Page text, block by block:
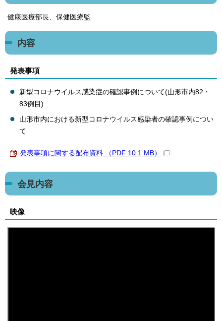
健康医療部長、保健医療監
内容
発表事項
新型コロナウイルス感染症の確認事例について(山形市内82・
83例目)
山形市内における新型コロナウイルス感染者の確認事例につい
て
発表事項に関する配布資料 （PDF 10.1 MB）
会見内容
映像